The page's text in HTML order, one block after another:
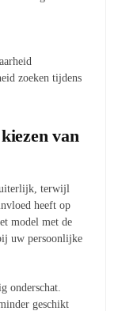
zoeken tijdens
van
uiterlijk, terwijl
heeft op
model met de
uw persoonlijke
onderschat.
geschikt